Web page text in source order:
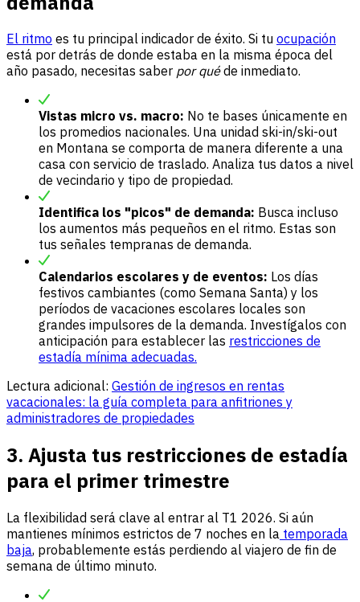
El ritmo es tu principal indicador de éxito. Si tu ocupación
está por detrás de donde estaba en la misma época del
año pasado, necesitas saber por quéde inmediato.
Vistas micro vs. macro: No te bases únicamente en
los promedios nacionales. Una unidad ski-in/ski-out
en Montana se comporta de manera diferente a una
casa con servicio de traslado. Analiza tus datos a nivel
de vecindario y tipo de propiedad.
Identifica los "picos" de demanda: Busca incluso
los aumentos más pequeños en el ritmo. Estas son
tus señales tempranas de demanda.
Calendarios escolares y de eventos: Los días
festivos cambiantes (como Semana Santa) y los
períodos de vacaciones escolares locales son
grandes impulsores de la demanda. Investígalos con
anticipación para establecer las restricciones de
estadía mínima adecuadas.
Lectura adicional: Gestión de ingresos en rentas
vacacionales: la guía completa para anfitriones y
administradores de propiedades
3. Ajusta tus restricciones de estadía
para el primer trimestre
La flexibilidad será clave al entrar al T1 2026. Si aún
mantienes mínimos estrictos de 7 noches en la temporada
baja, probablemente estás perdiendo al viajero de fin de
semana de último minuto.